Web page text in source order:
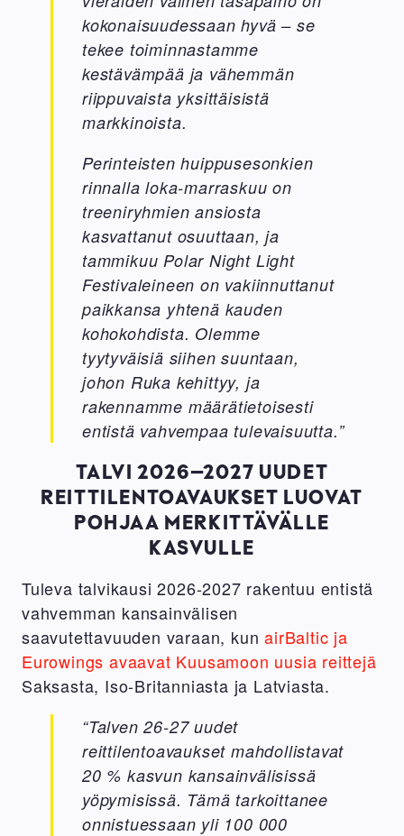
kokonaisuudessaan hyvä – se
tekee toiminnastamme
kestävämpää ja vähemmän
riippuvaista yksittäisistä
markkinoista.
Perinteisten huippusesonkien
rinnalla loka-marraskuu on
treeniryhmien ansiosta
kasvattanut osuuttaan, ja
tammikuu Polar Night Light
Festivaleineen on vakiinnuttanut
paikkansa yhtenä kauden
kohokohdista. Olemme
tyytyväisiä siihen suuntaan,
johon Ruka kehittyy, ja
rakennamme määrätietoisesti
entistä vahvempaa tulevaisuutta.”
TALVI 2026–2027 UUDET
REITTILENTOAVAUKSET LUOVAT
POHJAA MERKITTÄVÄLLE
KASVULLE
Tuleva talvikausi 2026-2027 rakentuu entistä
vahvemman kansainvälisen
saavutettavuuden varaan, kunairBaltic ja
Eurowings avaavat Kuusamoon uusia reittejä
Saksasta, Iso-Britanniasta ja Latviasta.
“Talven 26-27 uudet
reittilentoavaukset mahdollistavat
20 % kasvun kansainvälisissä
yöpymisissä. Tämä tarkoittanee
onnistuessaan yli 100 000